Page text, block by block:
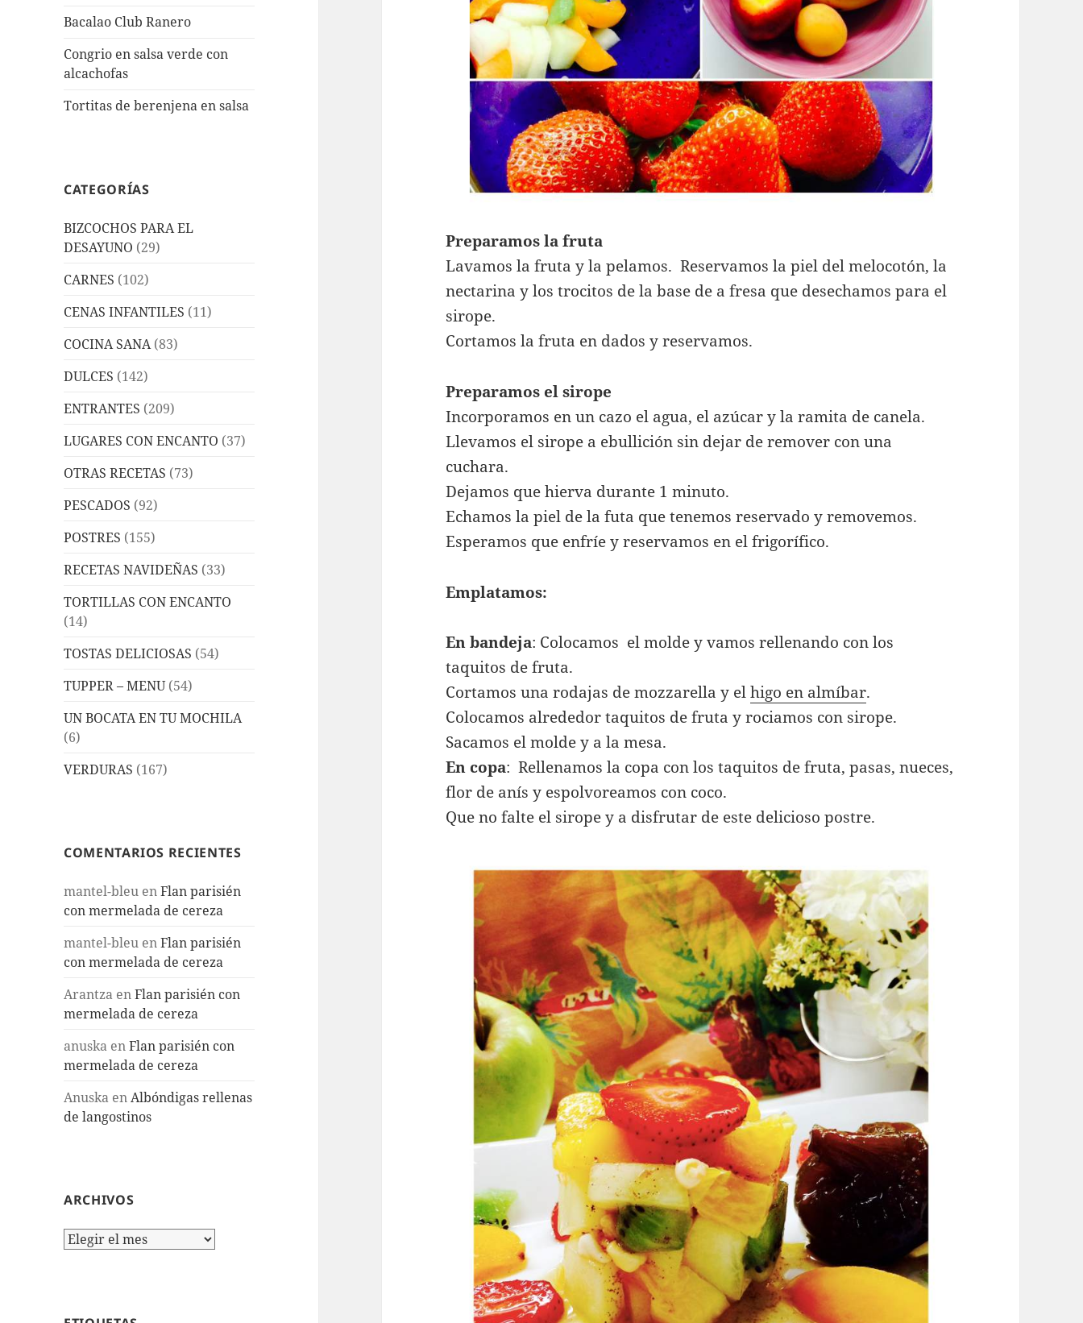
Bacalao Club Ranero
Congrio en salsa verde con
alcachofas
Tortitas de berenjena en salsa
CATEGORÍAS
BIZCOCHOS PARA EL
DESAYUNO (29)
CARNES (102)
CENAS INFANTILES (11)
COCINA SANA(83)
DULCES (142)
ENTRANTES (209)
LUGARES CON ENCANTO (37)
OTRAS RECETAS (73)
PESCADOS (92)
POSTRES (155)
RECETAS NAVIDEÑAS (33)
TORTILLAS CON ENCANTO
(14)
TOSTAS DELICIOSAS (54)
TUPPER – MENU(54)
UN BOCATA EN TU MOCHILA
(6)
VERDURAS (167)
COMENTARIOS RECIENTES
mantel-bleu enFlan parisién
con mermelada de cereza
mantel-bleu enFlan parisién
con mermelada de cereza
Arantza enFlan parisién con
mermelada de cereza
anuska enFlan parisién con
mermelada de cereza
Anuska enAlbóndigas rellenas
de langostinos
ARCHIVOS
Archivos
Preparamos la fruta
Lavamos la fruta y la pelamos. Reservamos la piel del melocotón, la
nectarina y los trocitos de la base de a fresa que desechamos para el
sirope.
Cortamos la fruta en dados y reservamos.
Preparamos el sirope
Incorporamos en un cazo el agua, el azúcar y la ramita de canela.
Llevamos el sirope a ebullición sin dejar de remover con una
cuchara.
Dejamos que hierva durante 1 minuto.
Echamos la piel de la futa que tenemos reservado y removemos.
Esperamos que enfríe y reservamos en el frigorífico.
Emplatamos:
En bandeja: Colocamos el molde y vamos rellenando con los
taquitos de fruta.
Cortamos una rodajas de mozzarella y elhigo en almíbar.
Colocamos alrededor taquitos de fruta y rociamos con sirope.
Sacamos el molde y a la mesa.
En copa: Rellenamos la copa con los taquitos de fruta, pasas, nueces,
flor de anís y espolvoreamos con coco.
Que no falte el sirope y a disfrutar de este delicioso postre.